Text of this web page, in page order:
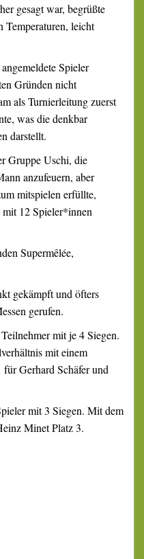
gesagt war, begrüßte
Temperaturen, leicht
Spieler
Gründen nicht
als Turnierleitung zuerst
was die denkbar
darstellt.
Gruppe Uschi, die
anzufeuern, aber
mitspielen erfüllte,
12 Spieler*innen
Supermêlée,
gekämpft und öfters
gerufen.
mit je 4 Siegen.
mit einem
Gerhard Schäfer und
mit 3 Siegen. Mit dem
Minet Platz 3.